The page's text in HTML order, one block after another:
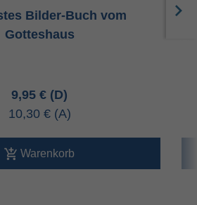
Bilder-Buch vom
Gotteshaus
9,95 €
10,30 €
Warenkorb